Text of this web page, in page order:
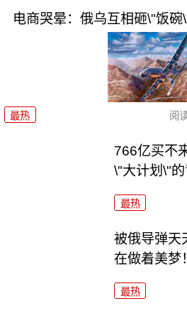
电商哭晕：俄乌互相砸\"饭
最热 阅
766亿买不
\"大计划\"
最热
被俄导弹天
在做着美梦！
最热